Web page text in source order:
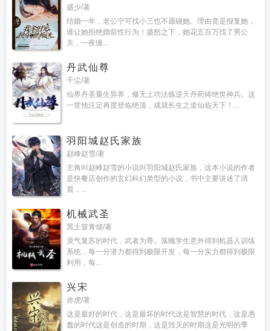
盛少/著
结婚一年，老公宁可找小三也不愿碰她。理由竟是报复她，
谁让她拒绝婚前性行为！盛怒之下，她花五百万找了男公
关，一夜缠...
丹武仙尊
千尘/著
仙界丹圣重生异界，修无上功法炼逆天丹药铸绝世神兵。这
一世他注定再度登临绝顶，成就长生之道仙临天下！...
羽阳城赵氏家族
赵峰赵雪/著
主角叫赵峰赵雪的小说叫羽阳城赵氏家族，这本小说的作者
是快餐店创作的玄幻科幻类型的小说，书中主要讲述了清
晨，...
机械武圣
黑土冒青烟/著
灵气复苏的时代，武者为尊。落魄学生意外得到机器人训练
系统，每一分潜力都得到极限开发，每一分实力都得到极限
利用，每...
兴宋
赤虎/著
这是最好的时代，这是最坏的时代这是智慧的时代，这是愚
蠢的时代这是创造的时期，这是毁灭的时期这是光明的季